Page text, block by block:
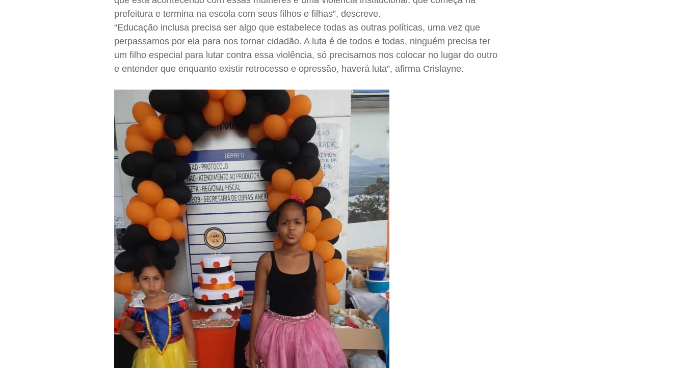
prefeitura e termina na escola com seus filhos e filhas”, descreve.
“Educação inclusa precisa ser algo que estabelece todas as outras políticas, uma vez que
perpassamos por ela para nos tornar cidadão. A luta é de todos e todas, ninguém precisa ter
um filho especial para lutar contra essa violência, só precisamos nos colocar no lugar do outro
e entender que enquanto existir retrocesso e opressão, haverá luta”, afirma Crislayne.